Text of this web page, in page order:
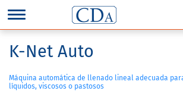
K-Net Auto
Máquina automática de llenado lineal adecuada
líquidos, viscosos o pastosos